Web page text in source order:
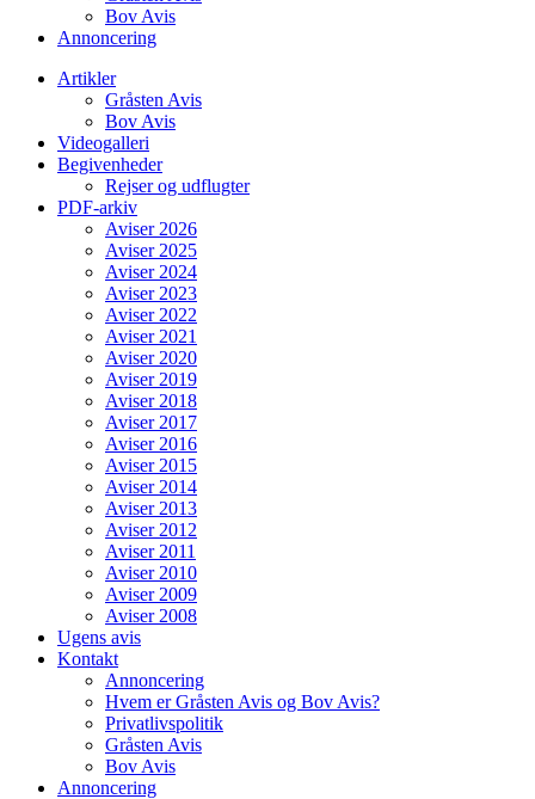
Bov Avis
Annoncering
Artikler
Gråsten Avis
Bov Avis
Videogalleri
Begivenheder
Rejser og udflugter
PDF-arkiv
Aviser 2026
Aviser 2025
Aviser 2024
Aviser 2023
Aviser 2022
Aviser 2021
Aviser 2020
Aviser 2019
Aviser 2018
Aviser 2017
Aviser 2016
Aviser 2015
Aviser 2014
Aviser 2013
Aviser 2012
Aviser 2011
Aviser 2010
Aviser 2009
Aviser 2008
Ugens avis
Kontakt
Annoncering
Hvem er Gråsten Avis og Bov Avis?
Privatlivspolitik
Gråsten Avis
Bov Avis
Annoncering